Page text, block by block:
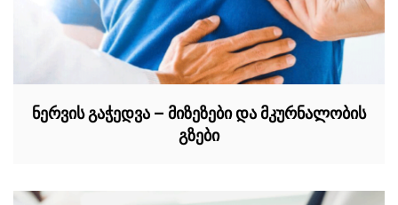
ნერვის გაჭედვა – მიზეზები და მკურნალობის
გზები